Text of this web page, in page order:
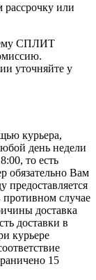
или
СПЛИТ
уточняйте у
курьера,
день недели
то есть
обязательно Вам
предоставляется
противном случае
доставка
доставки в
курьере
15